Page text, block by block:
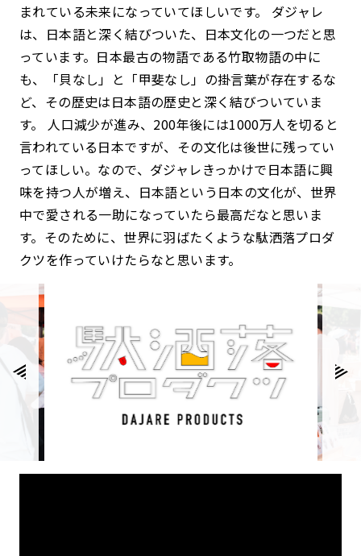
まれている未来になっていてほしいです。 ダジャレ
は、日本語と深く結びついた、日本文化の一つだと思
っています。日本最古の物語である竹取物語の中に
も、「貝なし」と「甲斐なし」の掛言葉が存在するな
ど、その歴史は日本語の歴史と深く結びついていま
す。 人口減少が進み、200年後には1000万人を切ると
言われている日本ですが、その文化は後世に残ってい
ってほしい。なので、ダジャレきっかけで日本語に興
味を持つ人が増え、日本語という日本の文化が、世界
中で愛される一助になっていたら最高だなと思いま
す。そのために、世界に羽ばたくような駄洒落プロダ
クツを作っていけたらなと思います。